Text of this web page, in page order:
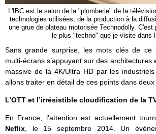
L'IBC est le salon de la "plomberie" de la
technologies utilisées, de la production à la
une grue de plateau motorisée Technodolly. C'est
le plus "techno" que je visite dans
Sans grande surprise, les mots clés de ce
multi-écrans s’appuyant sur des architectures
massive de la 4K/Ultra HD par les
allons traiter en détail de ces points dans deux
L’OTT et l’irrésistible cloudification de la
En France, l’attention est actuellement
Neflix , le 15 septembre 2014. Un